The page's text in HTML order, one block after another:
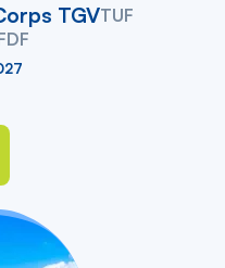
TGVTUF